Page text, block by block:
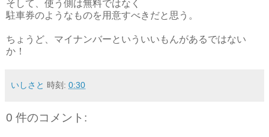
そして、使う側は無料ではなく
駐車券のようなものを用意すべきだと思う。
ちょうど、マイナンバーといういいもんがあるではない
か！
いしさと 時刻: 0:30
0 件のコメント: